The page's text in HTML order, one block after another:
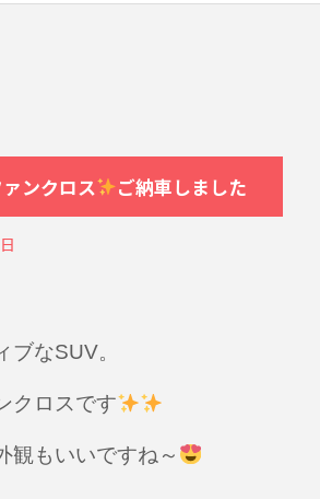
ンクロス ご納車しました
n
ブなSUV。
クロスです
観もいいですね～